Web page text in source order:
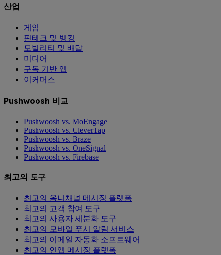
산업
게임
핀테크 및 뱅킹
모빌리티 및 배달
미디어
구독 기반 앱
이커머스
Pushwoosh 비교
Pushwoosh vs. MoEngage
Pushwoosh vs. CleverTap
Pushwoosh vs. Braze
Pushwoosh vs. OneSignal
Pushwoosh vs. Firebase
최고의 도구
최고의 옴니채널 메시징 플랫폼
최고의 고객 참여 도구
최고의 사용자 세분화 도구
최고의 모바일 푸시 알림 서비스
최고의 이메일 자동화 소프트웨어
최고의 인앱 메시징 플랫폼